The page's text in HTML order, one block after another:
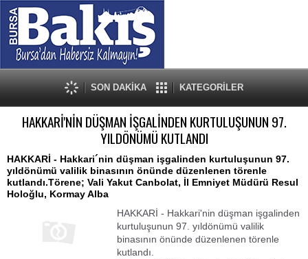
SON DAKİKA KATEGORİLER
HAKKARİ'NİN DÜŞMAN İŞGALİNDEN KURTULUŞUNUN 97.
YILDÖNÜMÜ KUTLANDI
HAKKARİ - Hakkari´nin düşman işgalinden kurtuluşunun 97.
yıldönümü valilik binasının önünde düzenlenen törenle
kutlandı.Törene; Vali Yakut Canbolat, İl Emniyet Müdürü Resul
Holoğlu, Kormay Alba
HAKKARİ - Hakkari'nin düşman işgalinden
kurtuluşunun 97. yıldönümü valilik
binasının önünde düzenlenen törenle
kutlandı.